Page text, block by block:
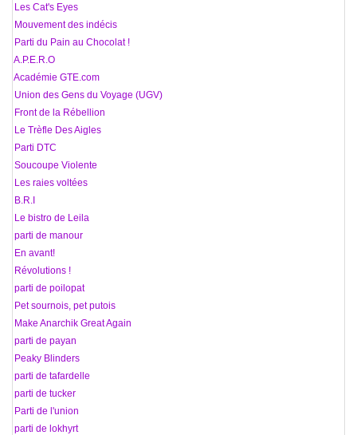
16 Les Cat's Eyes
17 Mouvement des indécis
18 Parti du Pain au Chocolat !
19 A.P.E.R.O
20 Académie GTE.com
21 Union des Gens du Voyage (UGV)
22 Front de la Rébellion
23 Le Trèfle Des Aigles
24 Parti DTC
25 Soucoupe Violente
26 Les raies voltées
27 B.R.I
28 Le bistro de Leila
29 parti de manour
30 En avant!
31 Révolutions !
32 parti de poilopat
33 Pet sournois, pet putois
34 Make Anarchik Great Again
35 parti de payan
36 Peaky Blinders
37 parti de tafardelle
38 parti de tucker
39 Parti de l'union
40 parti de lokhyrt